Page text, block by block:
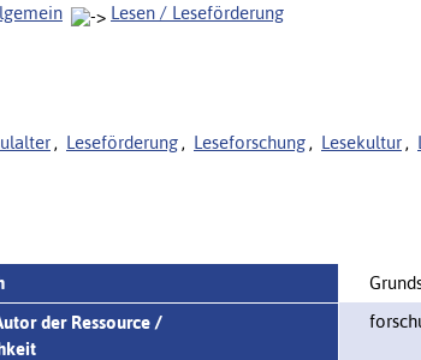
Lesen / Leseförderung
, Leseförderung , Leseforschung , Lesekultur ,
der Ressource /